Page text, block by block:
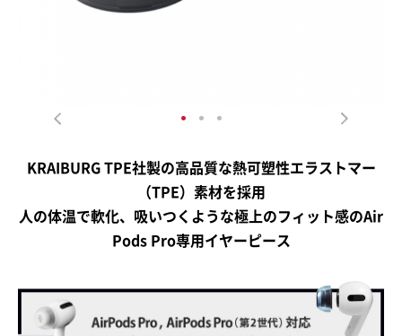
KRAIBURG TPE社製の高品質な熱可塑性エラストマー
（TPE）素材を採用
人の体温で軟化、吸いつくような極上のフィット感のAir
Pods Pro専用イヤーピース